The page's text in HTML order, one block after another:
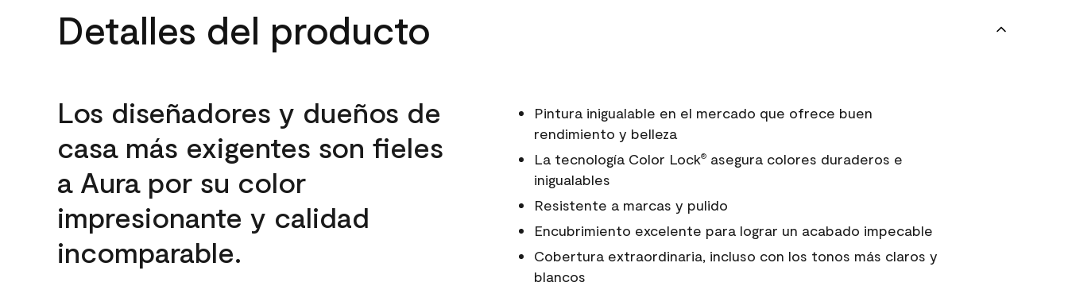
Detalles del producto
Los diseñadores y dueños de
casa más exigentes son fieles
a Aura por su color
impresionante y calidad
incomparable.
Pintura inigualable en el mercado que ofrece buen
rendimiento y belleza
La tecnología Color Lock®asegura colores duraderos e
inigualables
Resistente a marcas y pulido
Encubrimiento excelente para lograr un acabado impecable
Cobertura extraordinaria, incluso con los tonos más claros y
blancos